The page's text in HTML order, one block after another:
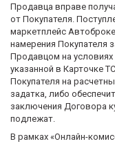
Продавца вправе
от Покупателя.
маркетплейс
намерения Покупателя
Продавцом на условиях
указанной в Карточке
Покупателя на
задатка, либо
заключения Договора
подлежат.
В рамках «Онлайн-